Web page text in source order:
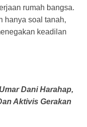
rumah bangsa.
hanya soal tanah,
keadilan
Dani Harahap,
Aktivis Gerakan